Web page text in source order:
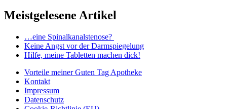
Meistgelesene Artikel
…eine Spinalkanalstenose?
Keine Angst vor der Darmspiegelung
Hilfe, meine Tabletten machen dick!
Vorteile meiner Guten Tag Apotheke
Kontakt
Impressum
Datenschutz